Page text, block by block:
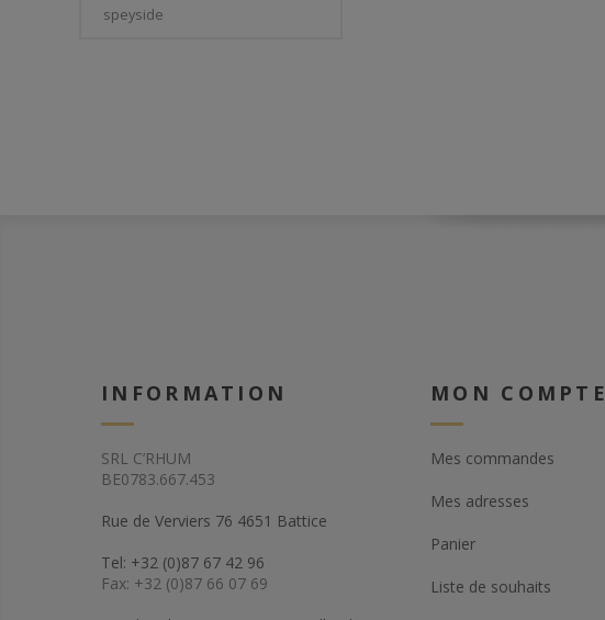
speyside
INFORMATION
SRL C’RHUM
BE0783.667.453
Rue de Verviers 76 4651 Battice
Tel: +32 (0)87 67 42 96
Fax: +32 (0)87 66 07 69
MON COMPTE
Mes commandes
Mes adresses
Panier
Liste de souhaits